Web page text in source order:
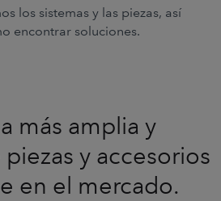
los sistemas y las piezas, así
encontrar soluciones.
más amplia y
y accesorios
en el mercado.